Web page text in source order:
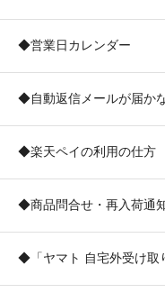
◆営業日カレンダー
◆自動返信メールが届か
◆楽天ペイの利用の仕方
◆商品問合せ・再入荷通
◆「ヤマト 自宅外受け取